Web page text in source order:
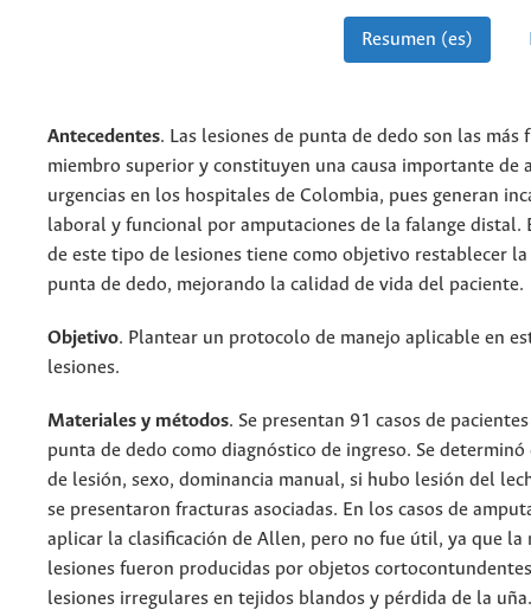
Resumen (es)
Antecedentes. Las lesiones de punta de dedo son las más
miembro superior y constituyen una causa importante de
urgencias en los hospitales de Colombia, pues generan
laboral y funcional por amputaciones de la falange distal.
de este tipo de lesiones tiene como objetivo restablecer
punta de dedo, mejorando la calidad de vida del paciente.
Objetivo. Plantear un protocolo de manejo aplicable en
lesiones.
Materiales y métodos. Se presentan 91 casos de
punta de dedo como diagnóstico de ingreso. Se determinó
de lesión, sexo, dominancia manual, si hubo lesión del
se presentaron fracturas asociadas. En los casos de
aplicar la clasificación de Allen, pero no fue útil, ya que la
lesiones fueron producidas por objetos
lesiones irregulares en tejidos blandos y pérdida de la